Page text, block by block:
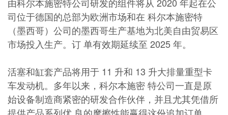
司位于德国的总部为欧洲市场和在 科尔本施密特
（墨西哥）公司的墨西哥生产基地为北美自由贸易区
市场投入生产。订 单有效期延续至 2025 年。
活塞和缸套产品将用于 11 升和 13 升大排量重型卡
车发动机。多年以来，科尔本施密 特公司一直是原
始设备制造商紧密的研发合作伙伴，并且尤其凭借所
提供产品系列优 良的摩擦性能赢得这份追加订单。